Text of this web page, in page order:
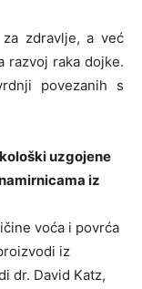
zdravlje, a već
razvoj raka dojke.
povezanih s
uzgojene
iz
voća i povrća
iz
dr. David Katz,